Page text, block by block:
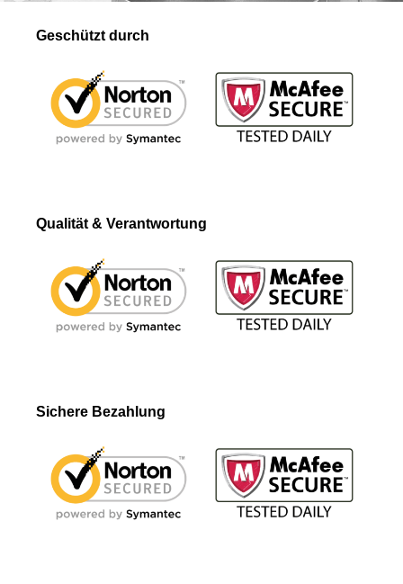
Geschützt durch
Qualität & Verantwortung
Sichere Bezahlung